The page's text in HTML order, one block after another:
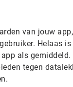
van jouw
Helaas
als gemiddeld.
tegen